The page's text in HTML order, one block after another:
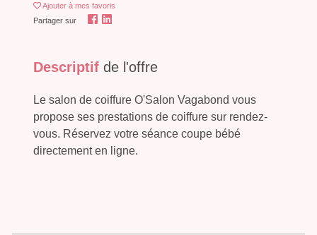
Ajouter à mes favoris
Partager sur
Descriptif de l'offre
Le salon de coiffure O'Salon Vagabond vous
propose ses prestations de coiffure sur rendez-
vous. Réservez votre séance coupe bébé
directement en ligne.